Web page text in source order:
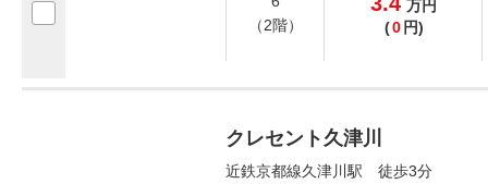
（2階）
万円
(0 円)
クレセント久津川
近鉄京都線久津川駅 徒歩3分